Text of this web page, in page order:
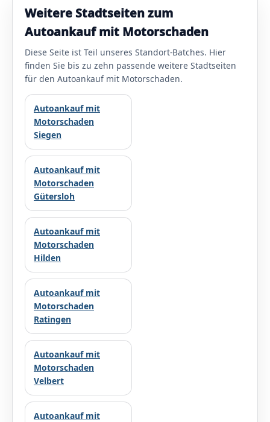
Weitere Stadtseiten zum
Autoankauf mit Motorschaden
Diese Seite ist Teil unseres Standort-Batches. Hier
finden Sie bis zu zehn passende weitere Stadtseiten
für den Autoankauf mit Motorschaden.
Autoankauf mit
Motorschaden
Siegen
Autoankauf mit
Motorschaden
Gütersloh
Autoankauf mit
Motorschaden
Hilden
Autoankauf mit
Motorschaden
Ratingen
Autoankauf mit
Motorschaden
Velbert
Autoankauf mit